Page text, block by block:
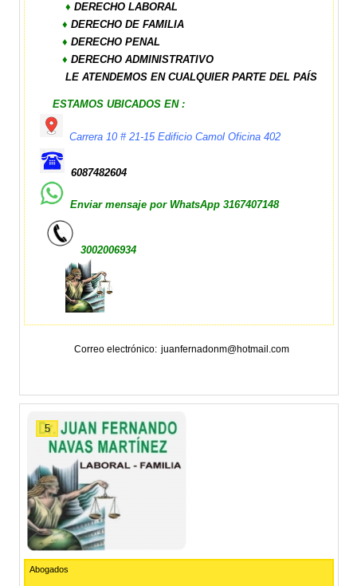
♦DERECHO LABORAL
♦ DERECHO DE FAMILIA
♦ DERECHO PENAL
♦ DERECHO ADMINISTRATIVO
LE ATENDEMOS EN CUALQUIER PARTE DEL PAÍS
ESTAMOS UBICADOS EN :
Carrera 10 # 21-15 Edificio Camol Oficina 402
6087482604
Enviar mensaje por WhatsApp3167407148
3002006934
Correo electrónico juanfernadonm@hotmail.com
5
Abogados